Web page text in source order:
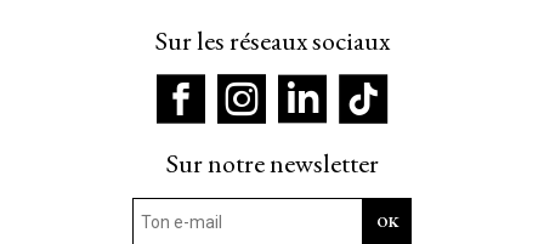
Sur les réseaux sociaux
Sur notre newsletter